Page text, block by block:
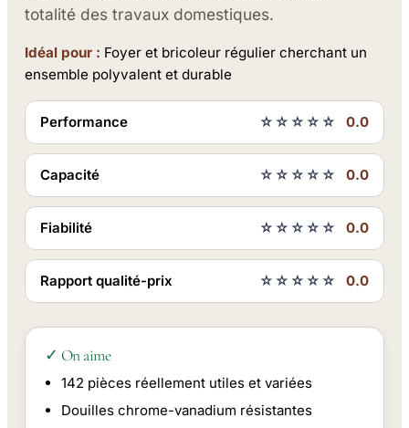
totalité des travaux domestiques.
Idéal pour : Foyer et bricoleur régulier cherchant un
ensemble polyvalent et durable
Performance ☆☆☆☆☆ 0.0
Capacité ☆☆☆☆☆ 0.0
Fiabilité ☆☆☆☆☆ 0.0
Rapport qualité-prix ☆☆☆☆☆ 0.0
✓ On aime
142 pièces réellement utiles et variées
Douilles chrome-vanadium résistantes